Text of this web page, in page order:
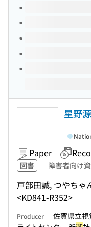
Volumes of this title
星野
Paper
図書 障害者向け
戸部田誠, つやちゃ
<KD841-R352>
Producer
佐賀県立